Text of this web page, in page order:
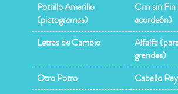
Potrillo Amarillo
(pictogramas)
Crin sin
acordeón)
Letras de Cambio
Alfalfa
grandes)
Otro Potro
Caballo